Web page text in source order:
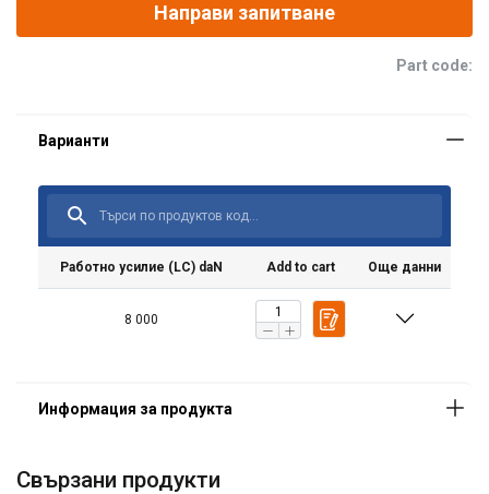
Направи запитване
Part code:
Работно усилие (LC) daN Add to cart Още данни
8 000
Свързани продукти